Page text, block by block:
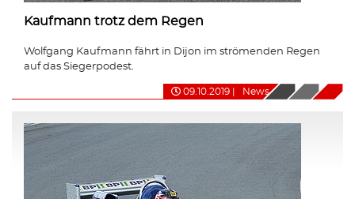
Kaufmann trotz dem Regen
Wolfgang Kaufmann fährt in Dijon im strömenden Regen
auf das Siegerpodest.
09.10.2019 News